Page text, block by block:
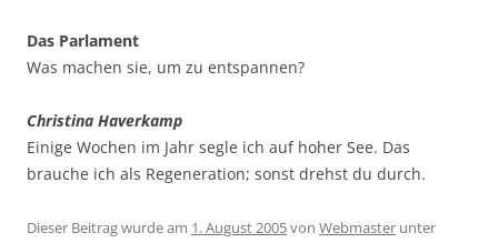
Das Parlament
Was machen sie, um zu entspannen?
Christina Haverkamp
Einige Wochen im Jahr segle ich auf hoher See. Das
brauche ich als Regeneration; sonst drehst du durch.
Dieser Beitrag wurde am 1. August 2005von Webmaster unter